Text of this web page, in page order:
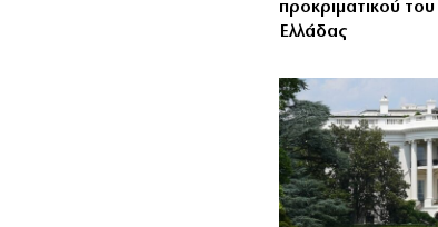
προκριματικού
Ελλάδας